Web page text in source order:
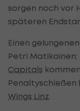
sorgen noch vor
späteren
Einen
Petri Matikainen:
Capitals
Penaltyschießen
Wings Linz